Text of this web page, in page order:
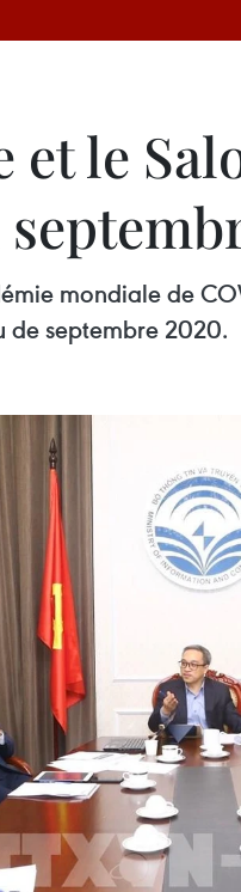
et le
mondiale de
de septembre 2020.